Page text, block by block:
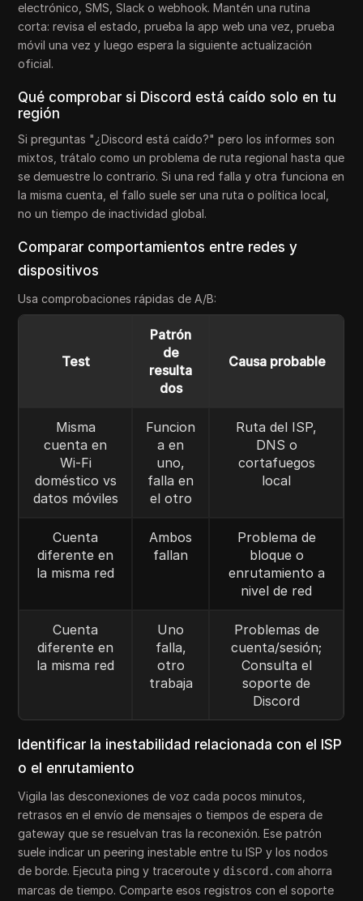
electrónico, SMS, Slack o webhook. Mantén una rutina
corta: revisa el estado, prueba la app web una vez, prueba
móvil una vez y luego espera la siguiente actualización
oficial.
Qué comprobar si Discord está caído solo en tu
región
Si preguntas "¿Discord está caído?" pero los informes son
mixtos, trátalo como un problema de ruta regional hasta que
se demuestre lo contrario. Si una red falla y otra funciona en
la misma cuenta, el fallo suele ser una ruta o política local,
no un tiempo de inactividad global.
Comparar comportamientos entre redes y
dispositivos
Usa comprobaciones rápidas de A/B:
Test
Patrón
de
resulta
dos
Causa probable
Misma
cuenta en
Wi-Fi
doméstico vs
datos móviles
Funcion
a en
uno,
falla en
el otro
Ruta del ISP,
DNS o
cortafuegos
local
Cuenta
diferente en
la misma red
Ambos
fallan
Problema de
bloque o
enrutamiento a
nivel de red
Cuenta
diferente en
la misma red
Uno
falla,
otro
trabaja
Problemas de
cuenta/sesión;
Consulta el
soporte de
Discord
Identificar la inestabilidad relacionada con el ISP
o el enrutamiento
Vigila las desconexiones de voz cada pocos minutos,
retrasos en el envío de mensajes o tiempos de espera de
gateway que se resuelvan tras la reconexión. Ese patrón
suele indicar un peering inestable entre tu ISP y los nodos
de borde. Ejecuta ping y traceroute y discord.com ahorra
marcas de tiempo. Comparte esos registros con el soporte